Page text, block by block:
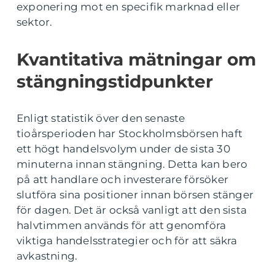
exponering mot en specifik marknad eller
sektor.
Kvantitativa mätningar om
stängningstidpunkter
Enligt statistik över den senaste
tioårsperioden har Stockholmsbörsen haft
ett högt handelsvolym under de sista 30
minuterna innan stängning. Detta kan bero
på att handlare och investerare försöker
slutföra sina positioner innan börsen stänger
för dagen. Det är också vanligt att den sista
halvtimmen används för att genomföra
viktiga handelsstrategier och för att säkra
avkastning.